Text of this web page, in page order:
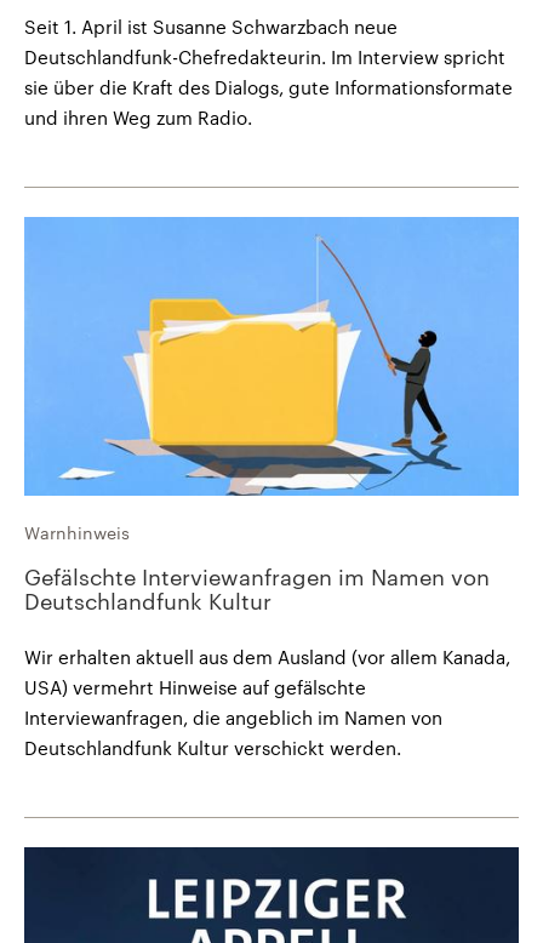
Seit 1. April ist Susanne Schwarzbach neue
Deutschlandfunk-Chefredakteurin. Im Interview spricht
sie über die Kraft des Dialogs, gute Informationsformate
und ihren Weg zum Radio.
Warnhinweis
Gefälschte Interviewanfragen im Namen von
Deutschlandfunk Kultur
Wir erhalten aktuell aus dem Ausland (vor allem Kanada,
USA) vermehrt Hinweise auf gefälschte
Interviewanfragen, die angeblich im Namen von
Deutschlandfunk Kultur verschickt werden.